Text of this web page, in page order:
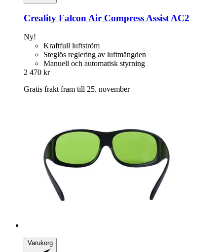
Creality Falcon Air Compress Assist AC2
Ny!
Kraftfull luftström
Steglös reglering av luftmängden
Manuell och automatisk styrning
2 470 kr
Gratis frakt fram till 25. november
Varukorg